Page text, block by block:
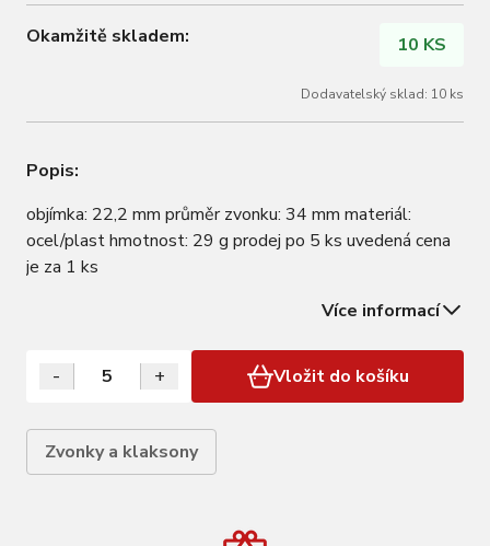
Okamžitě skladem: 10 KS
Dodavatelský sklad: 10 ks
Popis:
objímka: 22,2 mm průměr zvonku: 34 mm materiál:
ocel/plast hmotnost: 29 g prodej po 5 ks uvedená cena
je za 1 ks
Více informací
- + Vložit do košíku
Zvonky a klaksony